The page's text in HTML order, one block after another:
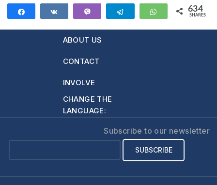
Telegram WhatsApp
634
SHARES
ABOUT US
CONTACT
INVOLVE
CHANGE THE
LANGUAGE:
Subscribe to our newsletter